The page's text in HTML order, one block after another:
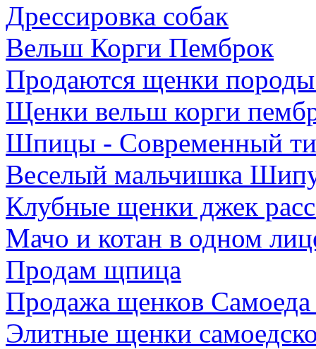
Дрессировка собак
Вельш Корги Пемброк
Продаются щенки
Щенки вельш корги
Шпицы - Современный
Веселый мальчишка
Клубные щенки джек
Мачо и котан в одном
Продам щпица
Продажа щенков
Элитные щенки